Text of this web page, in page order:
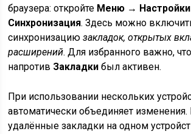
браузера: откройте Меню →
Синхронизация. Здесь можно
синхронизациюзакладок, открытых
расширений. Для избранного важно,
напротив Закладки был активен.
При использовании нескольких
автоматически объединяет
удалённые закладки на одном